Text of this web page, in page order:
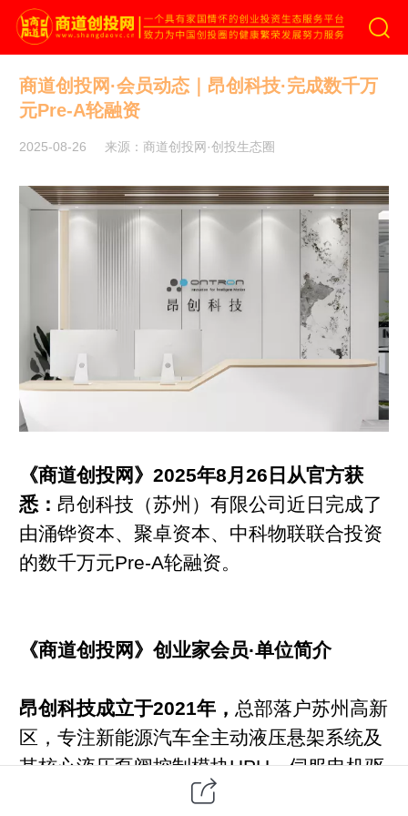
商道创投网
商道创投网·会员动态｜昂创科技·完成数千万
元Pre-A轮融资
2025-08-26 来源：商道创投网·创投生态圈
《商道创投网》2025年8月26日从官方获
悉： 昂创科技（苏州）有限公司近日完成了
由涌铧资本、聚卓资本、中科物联联合投资
的数千万元Pre-A轮融资。
《商道创投网》创业家会员·单位简介
昂创科技成立于2021年， 总部落户苏州高新
区，专注新能源汽车全主动液压悬架系统及
其核心液压泵阀控制模块HPU、伺服电机驱
动控制器PPK的研发与制造。公司把工程机